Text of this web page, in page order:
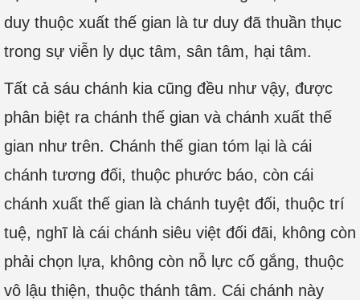
duy thuộc xuất thế gian là tư duy đã thuần thục
trong sự viễn ly dục tâm, sân tâm, hại tâm.
Tất cả sáu chánh kia cũng đều như vậy, được
phân biệt ra chánh thế gian và chánh xuất thế
gian như trên. Chánh thế gian tóm lại là cái
chánh tương đối, thuộc phước báo, còn cái
chánh xuất thế gian là chánh tuyệt đối, thuộc trí
tuệ, nghĩ là cái chánh siêu việt đối đãi, không còn
phải chọn lựa, không còn nỗ lực cố gắng, thuộc
vô lậu thiện, thuộc thánh tâm. Cái chánh này